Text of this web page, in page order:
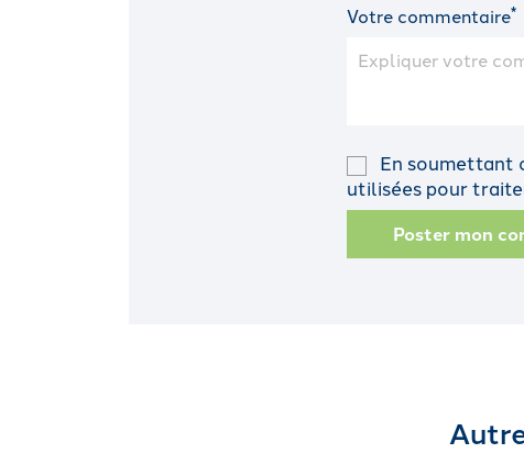
Votre commentaire*
En soumettant
utilisées pour
Poster mon